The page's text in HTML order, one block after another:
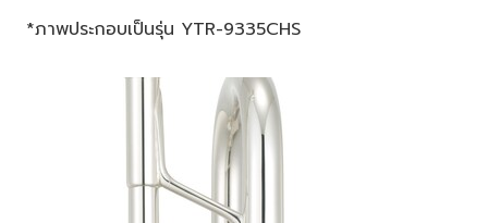
*ภาพประกอบเป็นรุ่น YTR-9335CHS